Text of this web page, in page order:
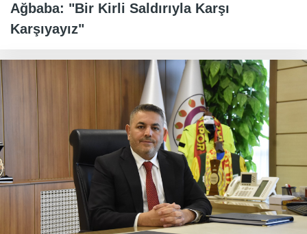
Ağbaba: "Bir Kirli Saldırıyla Karşı
Karşıyayız"